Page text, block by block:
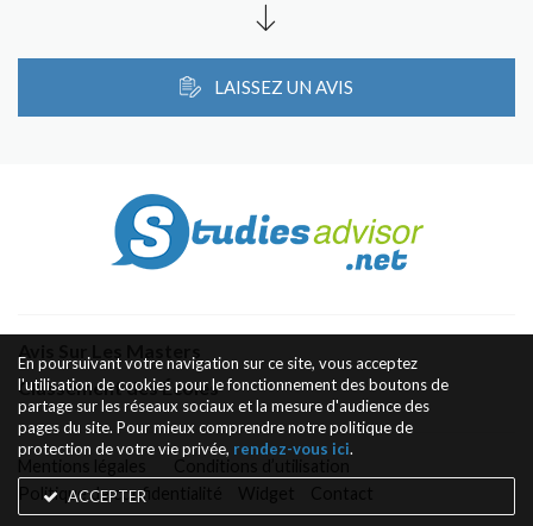
LAISSEZ UN AVIS
Classement des Écoles
Politique de confidentialité
En poursuivant votre navigation sur ce site, vous acceptez
l'utilisation de cookies pour le fonctionnement des boutons de
partage sur les réseaux sociaux et la mesure d'audience des
pages du site. Pour mieux comprendre notre politique de
protection de votre vie privée, rendez-vous ici.
ACCEPTER